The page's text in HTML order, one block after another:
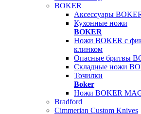
BOKER
Аксессуары
Кухонные ножи
BOKER
Ножи BOKER с
клинком
Опасные бритвы
Складные ножи
Точилки
Boker
Ножи BOKER
Bradford
Cimmerian Custom Knives